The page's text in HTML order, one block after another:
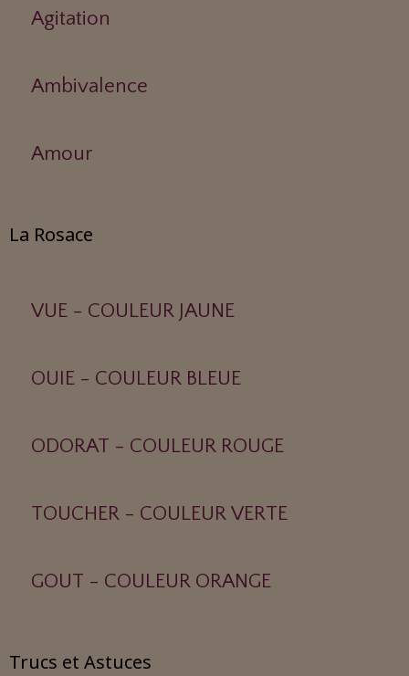
Agitation
Ambivalence
Amour
La Rosace
VUE - COULEUR JAUNE
OUIE - COULEUR BLEUE
ODORAT - COULEUR ROUGE
TOUCHER - COULEUR VERTE
GOUT - COULEUR ORANGE
Trucs et Astuces